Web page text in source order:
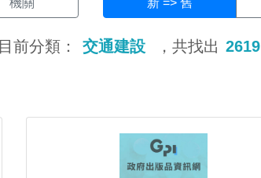
機關 新 => 舊
目前分類： 交通建設 ，共找出 2619